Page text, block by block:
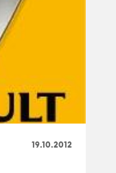
19.10.2012